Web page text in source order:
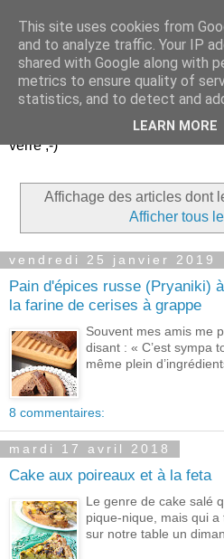
Un peu gay
coings...
Découvrir le monde. Assiette
verre ;-)
Affichage des articles dont
Afficher tous
vendredi 25 janvier 2019
Pain d'épices russe (Pryaniki) à
la farine de cerises à grappe
Souvent mes amis me
disant : « C’est sympa
même plein
8 commentaires:
mardi 17 avril 2018
Cake aux poireaux et à la feta
Le genre de cake salé
pique-nique, mais qui
sur notre table un
This site uses cookies from
and to analyze traffic. Your IP
shared with Google along with
metrics to ensure quality of
statistics, and to detect and
LEARN MORE